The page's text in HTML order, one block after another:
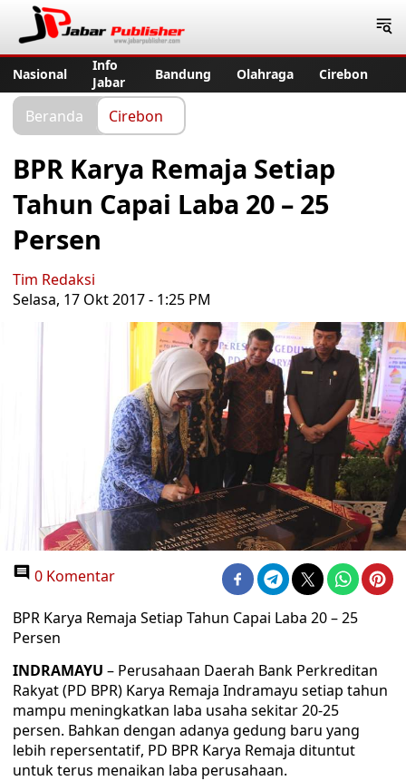
Nasional
Info
Jabar
Bandung Olahraga Cirebon
Beranda Cirebon
BPR Karya Remaja Setiap
Tahun Capai Laba 20 – 25
Persen
Tim Redaksi
Selasa, 17 Okt 2017 - 1:25 PM
0 Komentar
BPR Karya Remaja Setiap Tahun Capai Laba 20 – 25
Persen
INDRAMAYU – Perusahaan Daerah Bank Perkreditan
Rakyat (PD BPR) Karya Remaja Indramayu setiap tahun
mampu meningkatkan laba usaha sekitar 20-25
persen. Bahkan dengan adanya gedung baru yang
lebih repersentatif, PD BPR Karya Remaja dituntut
untuk terus menaikan laba perusahaan.